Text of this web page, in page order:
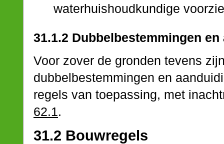
waterhuishoudkundige
31.1.2 Dubbelbestemmingen
Voor zover de gronden tevens
dubbelbestemmingen en
regels van toepassing, met
62.1.
31.2 Bouwregels